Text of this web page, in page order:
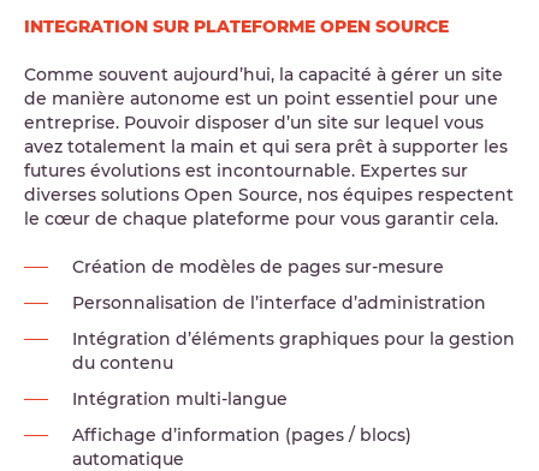
INTEGRATION SUR PLATEFORME OPEN SOURCE
Comme souvent aujourd’hui, la capacité à gérer un site
de manière autonome est un point essentiel pour une
entreprise. Pouvoir disposer d’un site sur lequel vous
avez totalement la main et qui sera prêt à supporter les
futures évolutions est incontournable. Expertes sur
diverses solutions Open Source, nos équipes respectent
le cœur de chaque plateforme pour vous garantir cela.
Création de modèles de pages sur-mesure
Personnalisation de l’interface d’administration
Intégration d’éléments graphiques pour la gestion
du contenu
Intégration multi-langue
Affichage d’information (pages / blocs)
automatique